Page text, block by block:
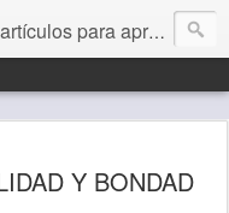
para aprender a vivir mejor, un día a la vez. Por Juan C Quintero
Y BONDAD